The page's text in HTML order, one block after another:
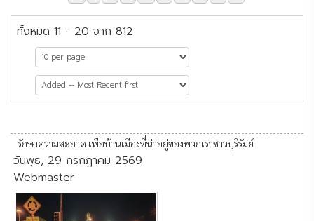
ทั้งหมด 11 - 20 จาก 812
รักษาความสะอาด เพื่อบ้านเมืองที่น่าอยู่ของพวกเราชาวบุรีรัมย์
วันพุธ, 29 กรกฎาคม 2569
Webmaster